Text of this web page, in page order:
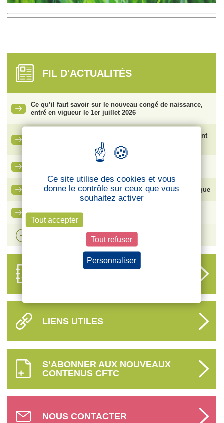
FIL D'ACTUALITÉS
Ce qu’il faut savoir sur le nouveau congé de naissance,
entré en vigueur le 1er juillet 2026
Vente de SFR : face aux risques de plan social, comment
Bouygues SA – Élection du Comité Social et Économique
Ma carte adhérent CFTC
Voir plus d'actualités
ANNUAIRE
LIENS UTILES
S’ABONNER AUX NOUVEAUX
CONTENUS CFTC
NOUS CONTACTER
Ce site utilise des cookies et vous
donne le contrôle sur ceux que vous
souhaitez activer
Tout accepter
Tout refuser
Personnaliser